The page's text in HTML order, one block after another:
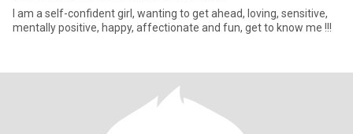
I am a self-confident girl, wanting to get ahead, loving, sensitive,
mentally positive, happy, affectionate and fun, get to know me !!!